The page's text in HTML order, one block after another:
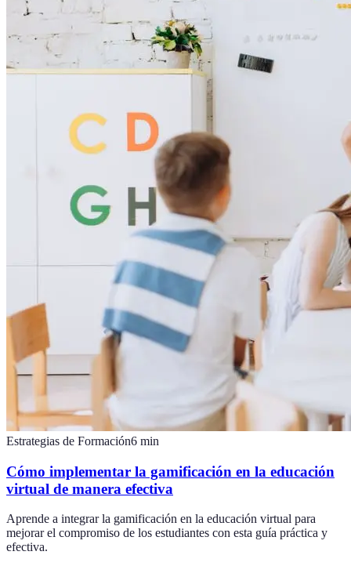
Estrategias de Formación6 min
Cómo implementar la gamificación en la educación
virtual de manera efectiva
Aprende a integrar la gamificación en la educación virtual para
mejorar el compromiso de los estudiantes con esta guía práctica y
efectiva.